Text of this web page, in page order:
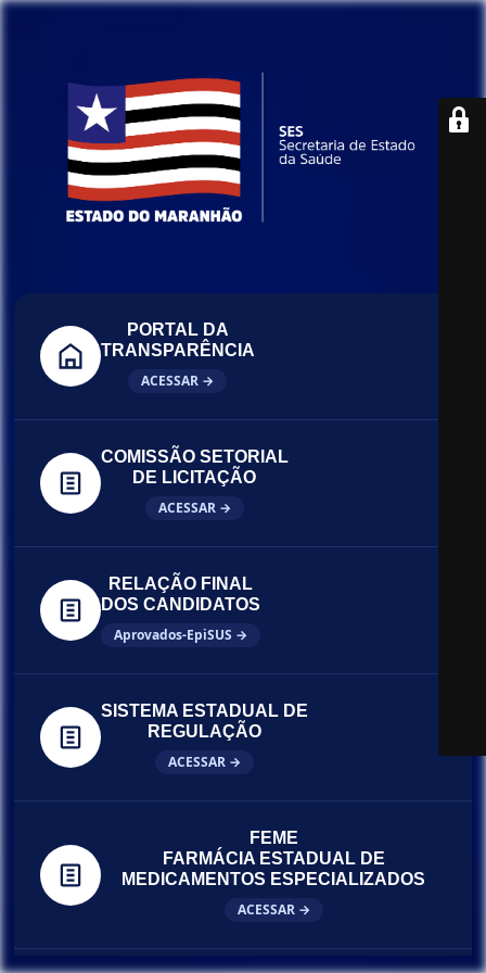
PORTAL DA
TRANSPARÊNCIA
ACESSAR →
COMISSÃO SETORIAL
DE LICITAÇÃO
ACESSAR →
RELAÇÃO FINAL
DOS CANDIDATOS
Aprovados-EpiSUS →
SISTEMA ESTADUAL DE
REGULAÇÃO
ACESSAR →
FEME
FARMÁCIA ESTADUAL DE
MEDICAMENTOS ESPECIALIZADOS
ACESSAR →